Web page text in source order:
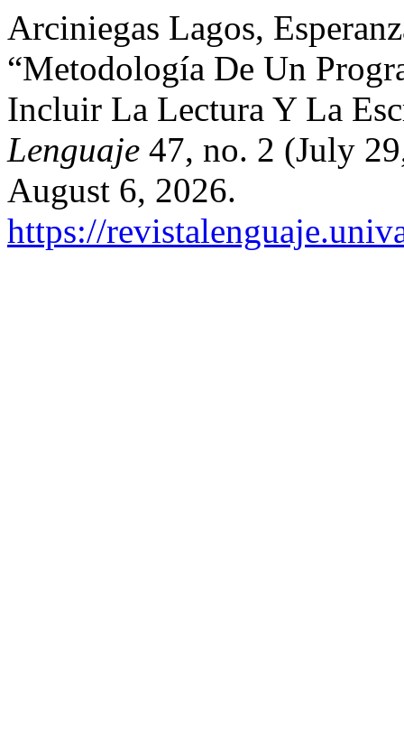
Arciniegas Lagos,
“Metodología De Un
Incluir La Lectura Y La
Lenguaje 47, no. 2 (July
August 6, 2026.
https://